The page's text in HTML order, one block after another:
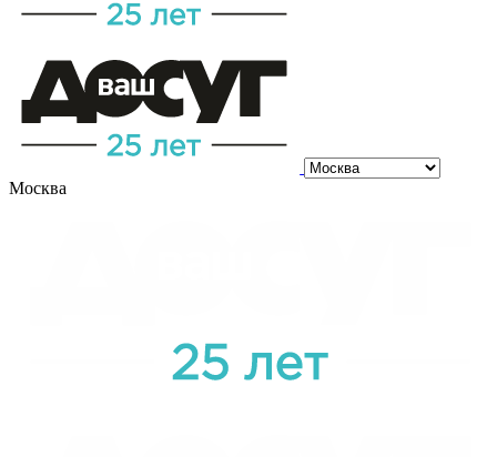
Москва